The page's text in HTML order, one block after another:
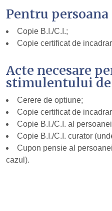
Pentru
Copie B.I./C.I.;
Copie certificat de
Acte necesare
stimulentului
Cerere de optiune;
Copie certificat de
Copie B.I./C.I. al
Copie B.I./C.I. curator
Cupon pensie al
cazul).